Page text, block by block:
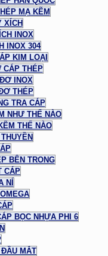
MẠ KẼM
XÍCH
INOX
INOX 304
KIM LOẠI
CÁP THÉP
INOX
THÉP
TRA CÁP
NHƯ THẾ NÀO
THẾ NÀO
BÊN TRONG
CÁP
NÍ
BỌC NHỰA PHI 6
MẮT